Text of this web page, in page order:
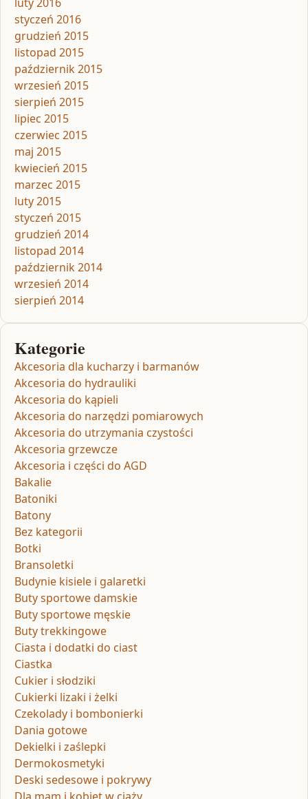
styczeń 2016
grudzień 2015
listopad 2015
październik 2015
wrzesień 2015
sierpień 2015
lipiec 2015
czerwiec 2015
maj 2015
kwiecień 2015
marzec 2015
luty 2015
styczeń 2015
grudzień 2014
listopad 2014
październik 2014
wrzesień 2014
sierpień 2014
Kategorie
Akcesoria dla kucharzy i barmanów
Akcesoria do hydrauliki
Akcesoria do kąpieli
Akcesoria do narzędzi pomiarowych
Akcesoria do utrzymania czystości
Akcesoria grzewcze
Akcesoria i części do AGD
Bakalie
Batoniki
Batony
Bez kategorii
Botki
Bransoletki
Budynie kisiele i galaretki
Buty sportowe damskie
Buty sportowe męskie
Buty trekkingowe
Ciasta i dodatki do ciast
Ciastka
Cukier i słodziki
Cukierki lizaki i żelki
Czekolady i bombonierki
Dania gotowe
Dekielki i zaślepki
Dermokosmetyki
Deski sedesowe i pokrywy